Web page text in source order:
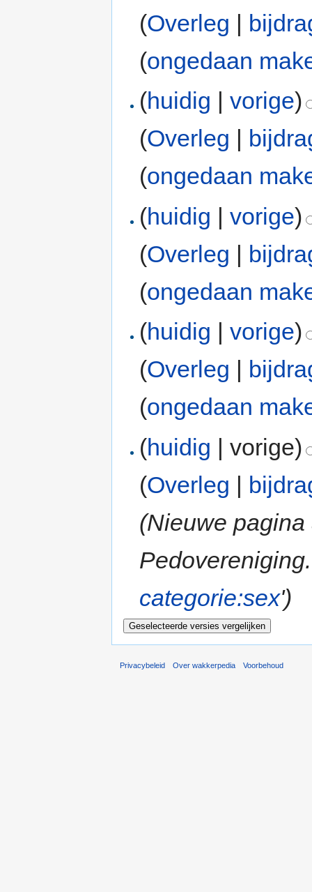
(Overleg |
(ongedaan
(huidig |vorige)
(Overleg
(ongedaan
(huidig |vorige)
(Overleg |
(ongedaan
(huidig |vorige)
(Overleg |
(ongedaan
(huidig | vorige)
(Overleg |
(Nieuwe
categorie:sex')
Privacybeleid Over wakkerpedia Voorbehoud